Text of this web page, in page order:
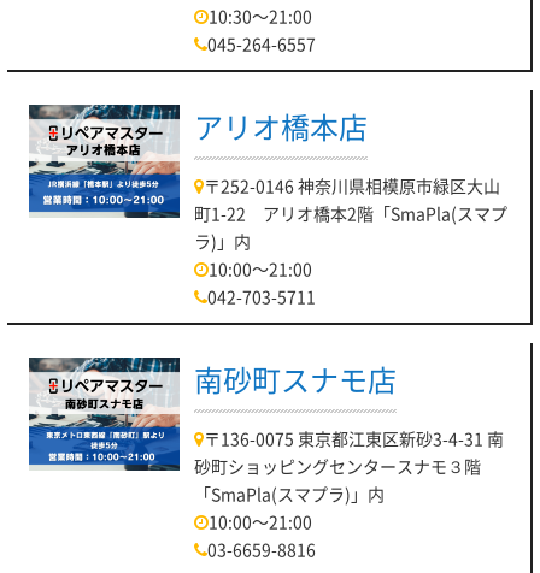
10:30～21:00
045-264-6557
アリオ橋本店
〒252-0146 神奈川県相模原市緑区大山
町1-22 アリオ橋本2階「SmaPla(スマプ
ラ)」内
10:00～21:00
042-703-5711
南砂町スナモ店
〒136-0075 東京都江東区新砂3-4-31 南
砂町ショッピングセンタースナモ３階
「SmaPla(スマプラ)」内
10:00～21:00
03-6659-8816